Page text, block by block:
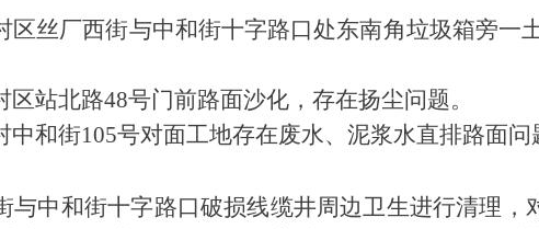
区丝厂西街与中和街十字路口处东南角垃圾箱旁一
区站北路48号门前路面沙化，存在扬尘问题。
中和街105号对面工地存在废水、泥浆水直排路面问
与中和街十字路口破损线缆井周边卫生进行清理，